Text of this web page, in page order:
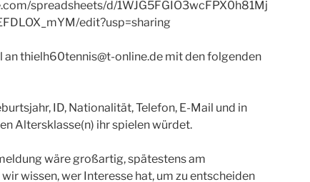
spreadsheets/d/1WJG5FGIO3wcFPX0h81Mj
edit?usp=sharing
anthielh60tennis@t-online.de mit den folgenden
ID, Nationalität, Telefon, E-Mail und in
Altersklasse(n) ihr spielen würdet.
wäre großartig, spätestens am
wissen, wer Interesse hat, um zu entscheiden